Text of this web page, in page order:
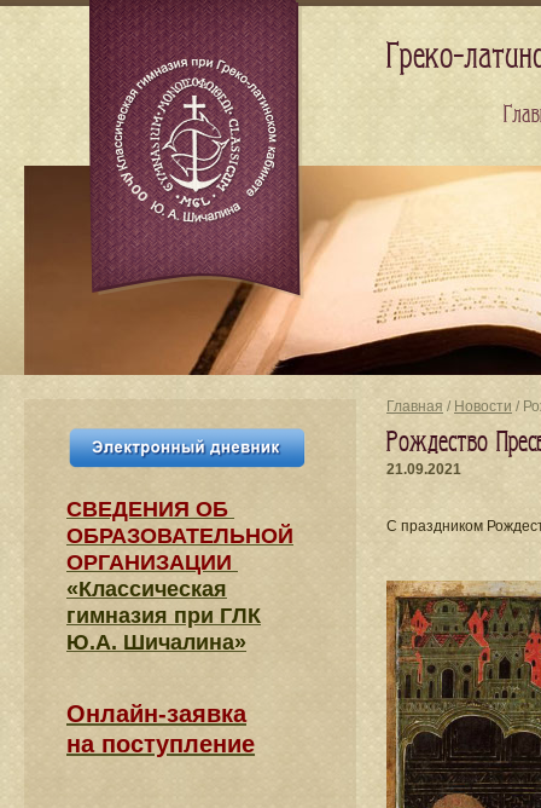
Главная / Новости /
Рождество
21.09.2021
С праздником
СВЕДЕНИЯ​ ОБ
ОБРАЗОВАТЕЛЬНОЙ
ОРГАНИЗАЦИИ
«Классическая
гимназия при ГЛК
Ю.А. Шичалина»
Онлайн-заявка
на поступление
Греко-